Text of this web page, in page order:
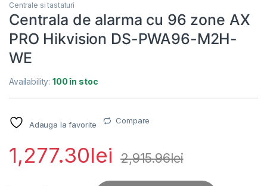
Centrale si tastaturi
Centrala de alarma cu 96 zone AX
PRO Hikvision DS-PWA96-M2H-
WE
Availability:100 în stoc
Adauga la favorite Compare
1,277.30lei 2,915.96lei